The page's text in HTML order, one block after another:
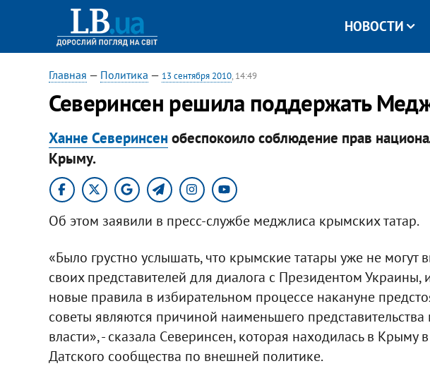
НОВОСТИ
Главная — Политика — 13 сентября 2010, 14:49
Северинсен решила поддержать
​Ханне Северинсен обеспокоило соблюдение прав
Крыму.
Об этом заявили в пресс-службе меджлиса крымских татар.
«Было грустно услышать, что крымские татары уже не могут
своих представителей для диалога с Президентом Украины,
новые правила в избирательном процессе накануне
советы являются причиной наименьшего представительства
власти», - сказала Cеверинсен, которая находилась в Крыму
Датского сообщества по внешней политике.